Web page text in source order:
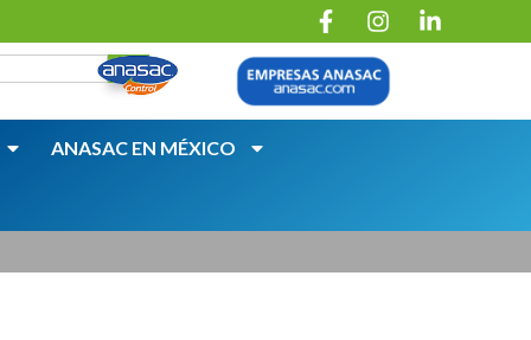
ANASAC EN MÉXICO